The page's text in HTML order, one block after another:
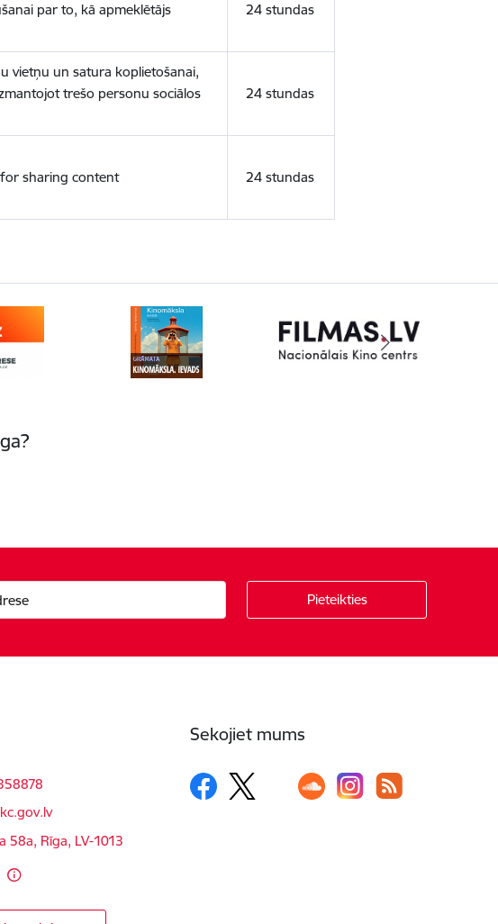
par to, kā apmeklētājs
24 stundas
vietņu un satura koplietošanai,
trešo personu sociālos
24 stundas
sharing content 24 stundas
58a, Rīga, LV-1013
Sekojiet mums